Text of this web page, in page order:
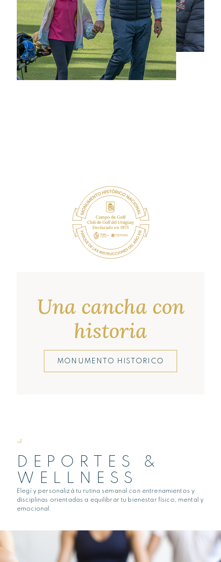
Una cancha con
historia
MONUMENTO HISTORICO
DEPORTES &
WELLNESS
Elegí y personalizá tu rutina semanal con entrenamientos y
disciplinas orientadas a equilibrar tu bienestar físico, mental y
emocional.